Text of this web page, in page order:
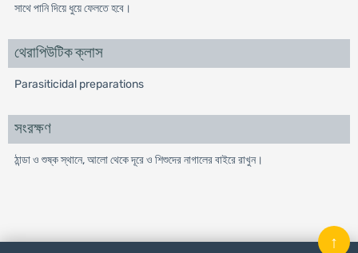
সাথে পানি দিয়ে ধুয়ে ফেলতে হবে।
থেরাপিউটিক ক্লাস
Parasiticidal preparations
সংরক্ষণ
ঠান্ডা ও শুষ্ক স্থানে, আলো থেকে দূরে ও শিশুদের নাগালের বাইরে রাখুন।
↑